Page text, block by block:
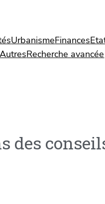
UrbanismeFinances
AutresRecherche avancée
des